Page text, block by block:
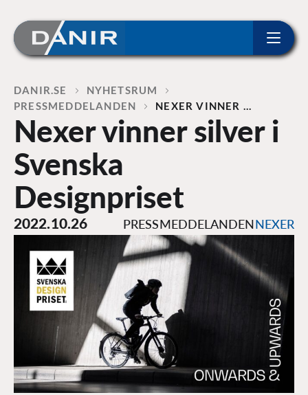
Home
DANIR
NYHETSRUM
PRESSMEDDELANDEN
NEXER VINNER …
Nexer vinner silver i
Svenska
Designpriset
2022.10.26 PRESSMEDDELANDENNEXER